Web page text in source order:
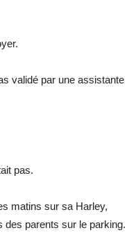
validé par une assistante
pas.
matins sur sa Harley,
parents sur le parking.